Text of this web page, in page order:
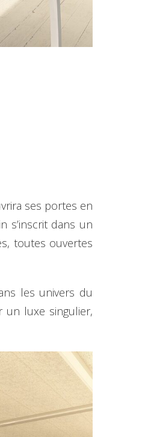
ses portes en
s’inscrit dans un
toutes ouvertes
les univers du
un luxe singulier,